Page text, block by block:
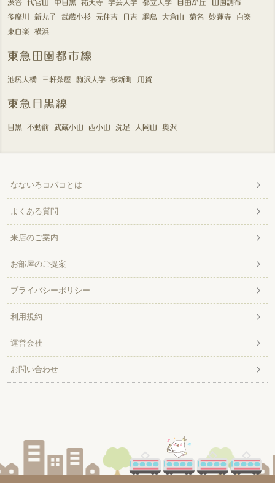
渋谷 代官山 中目黒 祐天寺 学芸大学 都立大学 自由が丘
田園調布
多摩川
新丸子 武蔵小杉 元住吉 日吉 綱島 大倉山 菊名 妙蓮寺
白楽
東白楽
横浜
東急田園都市線
池尻大橋 三軒茶屋 駒沢大学 桜新町 用賀
東急目黒線
目黒 不動前 武蔵小山 西小山 洗足 大岡山 奥沢
なないろコバコとは
よくある質問
来店のご案内
お部屋のご提案
プライバシーポリシー
利用規約
運営会社
お問い合わせ